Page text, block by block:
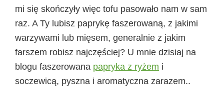
mi się skończyły więc tofu pasowało nam w sam
raz. A Ty lubisz paprykę faszerowaną, z jakimi
warzywami lub mięsem, generalnie z jakim
farszem robisz najczęściej? U mnie dzisiaj na
blogu faszerowana papryka z ryżem i
soczewicą, pyszna i aromatyczna zarazem..